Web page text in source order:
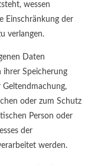
wessen
Einschränkung der
verlangen.
Daten
ihrer Speicherung
oder zum Schutz
Person oder
der
werden.